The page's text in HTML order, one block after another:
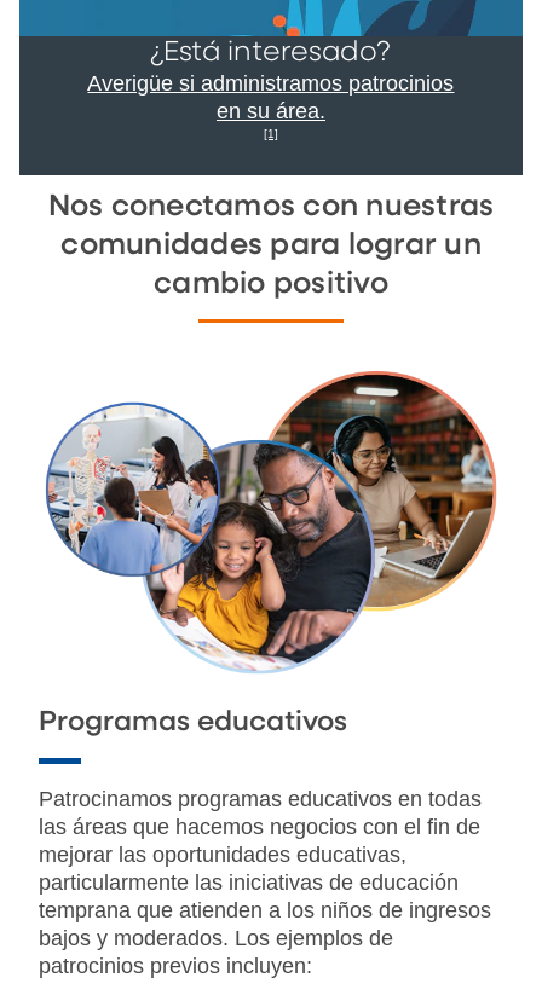
¿Está interesado?
Averigüe si administramos patrocinios
en su área.
[1]
Nos conectamos con nuestras
comunidades para lograr un
cambio positivo
Programas educativos
Patrocinamos programas educativos en todas
las áreas que hacemos negocios con el fin de
mejorar las oportunidades educativas,
particularmente las iniciativas de educación
temprana que atienden a los niños de ingresos
bajos y moderados. Los ejemplos de
patrocinios previos incluyen: